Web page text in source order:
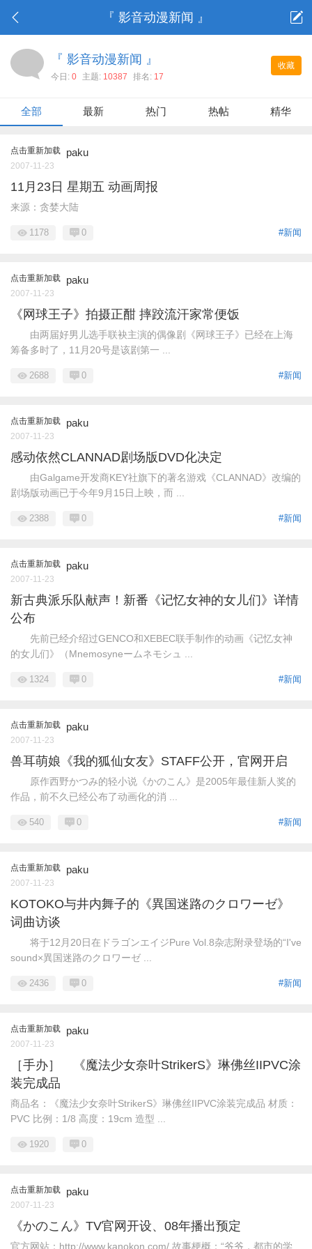
『 影音动漫新闻 』
收藏
『 影音动漫新闻 』
今日: 0 主题: 10387 排名: 17
全部 最新 热门 热帖 精华
点击重新加载 paku
2007-11-23
11月23日 星期五 动画周报
来源：贪婪大陆
#新闻
1178 0
点击重新加载 paku
2007-11-23
《网球王子》拍摄正酣 摔跤流汗家常便饭
由两届好男儿选手联袂主演的偶像剧《网球王子》已经在上海
筹备多时了，11月20号是该剧第一 ...
#新闻
2688 0
点击重新加载 paku
2007-11-23
感动依然CLANNAD剧场版DVD化决定
由Galgame开发商KEY社旗下的著名游戏《CLANNAD》改编的
剧场版动画已于今年9月15日上映，而 ...
#新闻
2388 0
点击重新加载 paku
2007-11-23
新古典派乐队献声！新番《记忆女神的女儿们》详情
公布
先前已经介绍过GENCO和XEBEC联手制作的动画《记忆女神
的女儿们》（Mnemosyneームネモシュ ...
#新闻
1324 0
点击重新加载 paku
2007-11-23
兽耳萌娘《我的狐仙女友》STAFF公开，官网开启
原作西野かつみ的轻小说《かのこん》是2005年最佳新人奖的
作品，前不久已经公布了动画化的消 ...
#新闻
540 0
点击重新加载 paku
2007-11-23
KOTOKO与井内舞子的《異国迷路のクロワーゼ》
词曲访谈
将于12月20日在ドラゴンエイジPure Vol.8杂志附录登场的“I've
sound×異国迷路のクロワーゼ ...
#新闻
2436 0
点击重新加载 paku
2007-11-23
［手办］ 《魔法少女奈叶StrikerS》琳佛丝IIPVC涂
装完成品
商品名：《魔法少女奈叶StrikerS》琳佛丝IIPVC涂装完成品 材质：
PVC 比例：1/8 高度：19cm 造型 ...
1920 0
点击重新加载 paku
2007-11-23
《かのこん》TV官网开设、08年播出预定
官方网站：http://www.kanokon.com/ 故事梗概：“爷爷，都市的学